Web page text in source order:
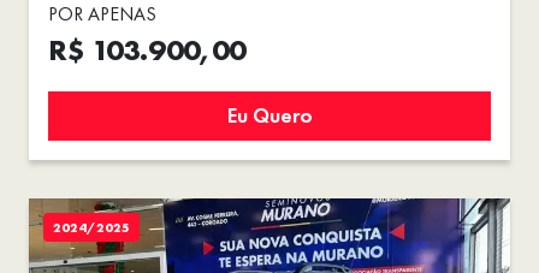
POR APENAS
R$ 103.900,00
Eu Quero
2024/2025